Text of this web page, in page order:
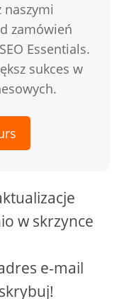
naszymi
zamówień
Essentials.
sukces w
w skrzynce
e-mail